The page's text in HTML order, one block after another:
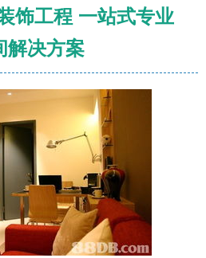
饰工程 一站式专业
解决方案